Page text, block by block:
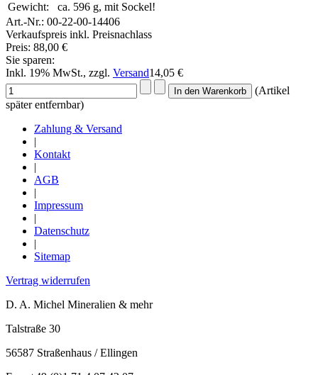
Gewicht:
ca. 596 g, mit Sockel!
Art.-Nr.: 00-22-00-14406
Verkaufspreis inkl. Preisnachlass
Preis: 88,00 €
Sie sparen:
Inkl. 19% MwSt., zzgl. Versand14,05 €
(Artikel
später entfernbar)
Zahlung & Versand
|
Kontakt
|
AGB
|
Impressum
|
Datenschutz
|
Sitemap
Vertrag widerrufen
D. A. Michel Mineralien & mehr
Talstraße 30
56587 Straßenhaus / Ellingen